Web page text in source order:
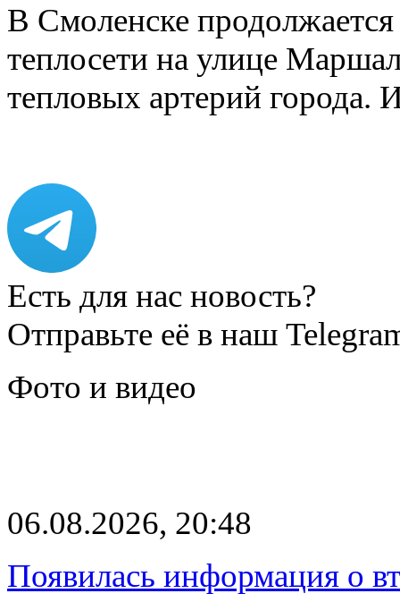
В Смоленске
теплосети на улице
тепловых артерий
Есть для нас новость?
Отправьте её в наш
Фото и видео
06.08.2026, 20:48
Появилась информация о